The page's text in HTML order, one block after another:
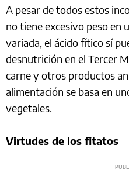
A pesar de todos estos
no tiene excesivo peso en
variada, el ácido fítico sí
desnutrición en el Tercer
carne y otros productos
alimentación se basa en
vegetales.
Virtudes de los fitatos